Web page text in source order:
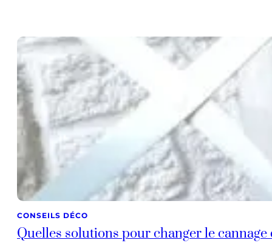
CONSEILS DÉCO
Quelles solutions pour changer le cannage